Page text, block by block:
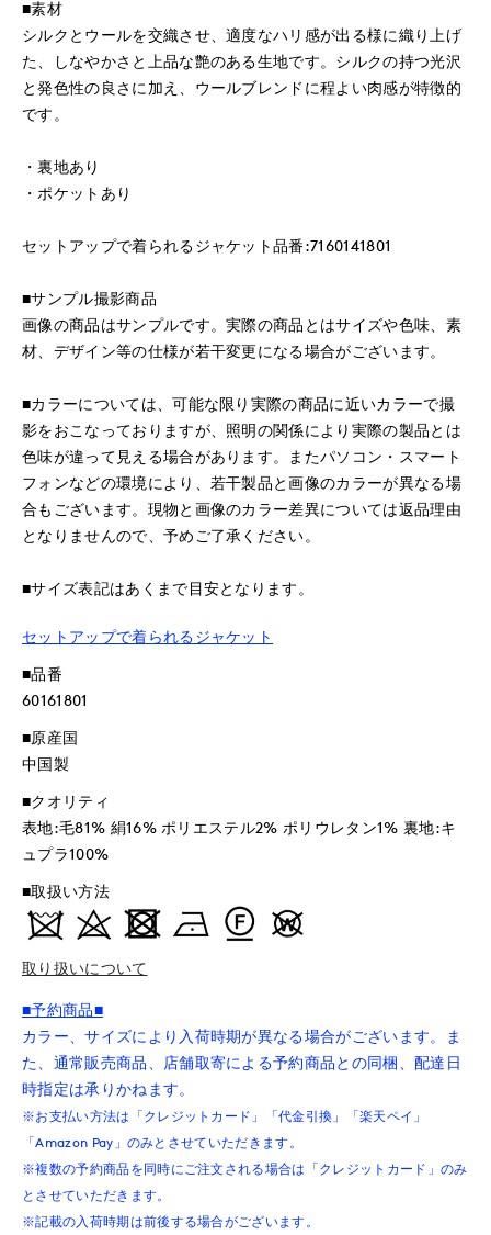
■素材
シルクとウールを交織させ、適度なハリ感が出る様に織り上げ
た、しなやかさと上品な艶のある生地です。シルクの持つ光沢
と発色性の良さに加え、ウールブレンドに程よい肉感が特徴的
です。
・裏地あり
・ポケットあり
セットアップで着られるジャケット品番:7160141801
■サンプル撮影商品
画像の商品はサンプルです。実際の商品とはサイズや色味、素
材、デザイン等の仕様が若干変更になる場合がございます。
■カラーについては、可能な限り実際の商品に近いカラーで撮
影をおこなっておりますが、照明の関係により実際の製品とは
色味が違って見える場合があります。またパソコン・スマート
フォンなどの環境により、若干製品と画像のカラーが異なる場
合もございます。現物と画像のカラー差異については返品理由
となりませんので、予めご了承ください。
■サイズ表記はあくまで目安となります。
セットアップで着られるジャケット
■品番
60161801
■原産国
中国製
■クオリティ
表地:毛81% 絹16% ポリエステル2% ポリウレタン1% 裏地:キ
ュプラ100%
■取扱い方法
取り扱いについて
■予約商品■
カラー、サイズにより入荷時期が異なる場合がございます。ま
た、通常販売商品、店舗取寄による予約商品との同梱、配達日
時指定は承りかねます。
※お支払い方法は「クレジットカード」「代金引換」「楽天ペイ」
「Amazon Pay」のみとさせていただきます。
※複数の予約商品を同時にご注文される場合は「クレジットカード」のみ
とさせていただきます。
※記載の入荷時期は前後する場合がございます。